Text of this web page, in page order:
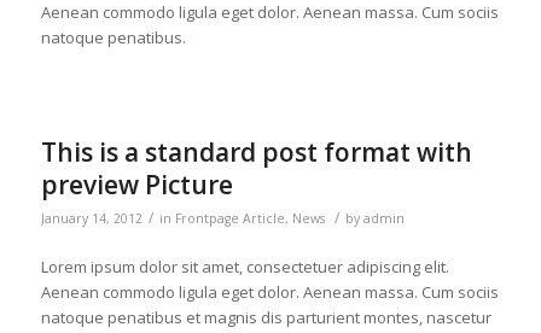
Aenean commodo ligula eget dolor. Aenean massa. Cum sociis
natoque penatibus.
This is a standard post format with
preview Picture
January 14, 2012 / in Frontpage Article, News / by admin
Lorem ipsum dolor sit amet, consectetuer adipiscing elit.
Aenean commodo ligula eget dolor. Aenean massa. Cum sociis
natoque penatibus et magnis dis parturient montes, nascetur